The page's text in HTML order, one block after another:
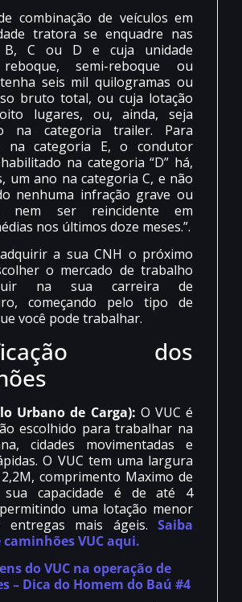
combinação de veículos em
tratora se enquadre nas
B, C ou D e cuja unidade
reboque, semi-reboque ou
seis mil quilogramas ou
bruto total, ou cuja lotação
lugares, ou, ainda, seja
na categoria trailer. Para
na categoria E, o condutor
na categoria “D” há,
um ano na categoria C, e não
nenhuma infração grave ou
nem ser reincidente em
nos últimos doze meses.”.
a sua CNH o próximo
o mercado de trabalho
na sua carreira de
começando pelo tipo de
você pode trabalhar.
dos
Urbano de Carga): O VUC é
escolhido para trabalhar na
cidades movimentadas e
O VUC tem uma largura
comprimento Maximo de
capacidade é de até 4
uma lotação menor
entregas mais ágeis. Saiba
VUC aqui.
do VUC na operação de
– Dica do Homem do Baú #4